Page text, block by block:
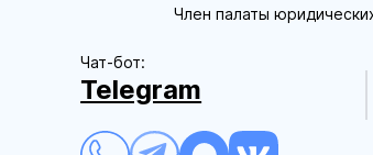
Член палаты
Чат-бот:
Telegram